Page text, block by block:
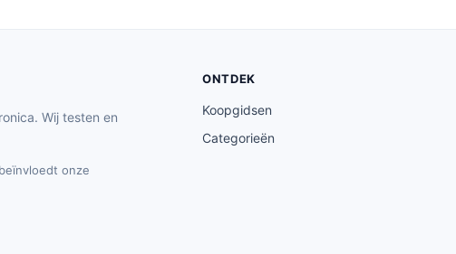
Wij testen en
onze
ONTDEK
Koopgidsen
Categorieën